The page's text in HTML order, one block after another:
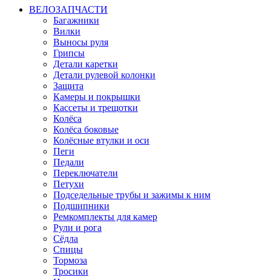
ВЕЛОЗАПЧАСТИ
Багажники
Вилки
Выносы руля
Грипсы
Детали каретки
Детали рулевой колонки
Защита
Камеры и покрышки
Кассеты и трещотки
Колёса
Колёса боковые
Колёсные втулки и оси
Пеги
Педали
Переключатели
Петухи
Подседельные трубы и зажимы к ним
Подшипники
Ремкомплекты для камер
Рули и рога
Сёдла
Спицы
Тормоза
Тросики